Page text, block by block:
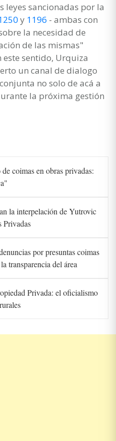
leyes sancionadas por la
y 1196 - ambas con
la necesidad de
de las mismas"
este sentido, Urquiza
un canal de dialogo
no solo de acá a
la próxima gestión
coimas en obras privadas:
la interpelación de Yutrovic
Privadas
por presuntas coimas
transparencia del área
Privada: el oficialismo